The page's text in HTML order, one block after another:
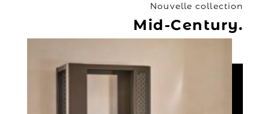
Nouvelle collection
Mid-Century.